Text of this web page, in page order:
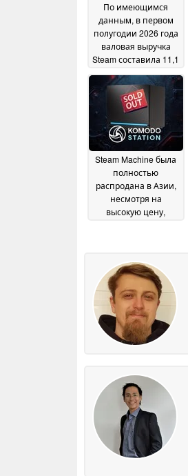
По имеющимся
данным, в первом
полугодии 2026 года
валовая выручка
Steam составила 11,1
стало рекордным
показателем за всю
историю
существования
платформы за
полугодие10 July 2026
Steam Machine была
полностью
распродана в Азии,
несмотря на
высокую цену,
предварительные
заказы24 June 2026